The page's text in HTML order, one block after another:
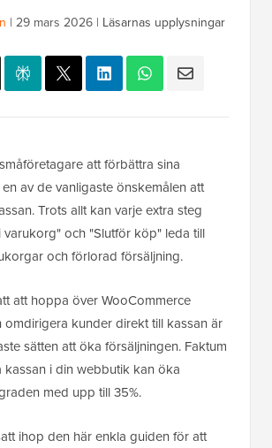
| 29 mars 2026 | Läsarnas upplysningar
att förbättra sina
av de vanligaste önskemålen att
Trots allt kan varje extra steg
varukorg" och "Slutför köp" leda till
och förlorad försäljning.
att hoppa över WooCommerce
omdirigera kunder direkt till kassan är
sätten att öka försäljningen. Faktum
kassan i din webbutik kan öka
med upp till 35%.
ihop den här enkla guiden för att